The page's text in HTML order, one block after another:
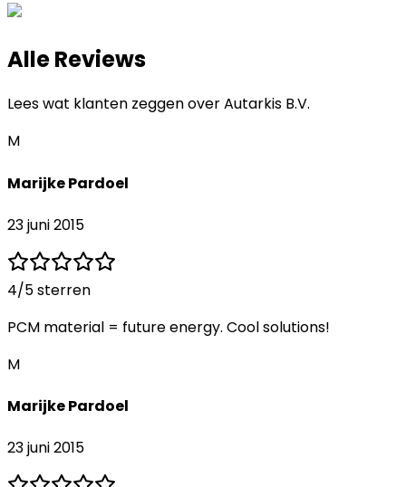
Alle Reviews
Lees wat klanten zeggen overAutarkis B.V.
M
Marijke Pardoel
23 juni 2015
4/5 sterren
PCM material = future energy. Cool solutions!
M
Marijke Pardoel
23 juni 2015